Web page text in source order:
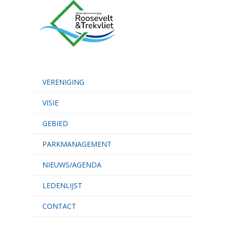
VERENIGING
VISIE
GEBIED
PARKMANAGEMENT
NIEUWS/AGENDA
LEDENLIJST
CONTACT